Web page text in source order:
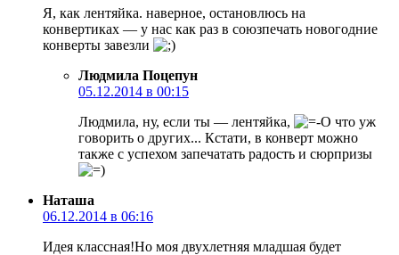
Я, как лентяйка. наверное, остановлюсь на
конвертиках — у нас как раз в союзпечать новогодние
конверты завезли
Людмила Поцепун
05.12.2014 в 00:15
Людмила, ну, если ты — лентяйка,
что уж
говорить о других... Кстати, в конверт можно
также с успехом запечатать радость и сюрпризы
Наташа
06.12.2014 в 06:16
Идея классная!Но моя двухлетняя младшая будет